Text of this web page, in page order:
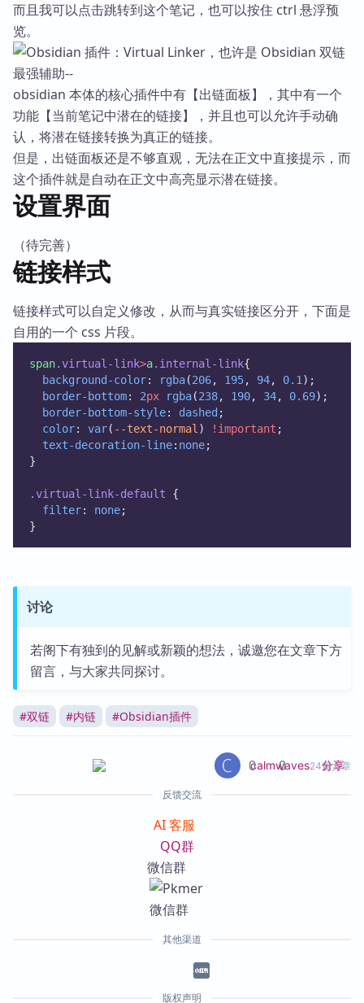
而且我可以点击跳转到这个笔记，也可以按住 ctrl 悬浮预
览。
obsidian 本体的核心插件中有【出链面板】，其中有一个
功能【当前笔记中潜在的链接】，并且也可以允许手动确
认，将潜在链接转换为真正的链接。
但是，出链面板还是不够直观，无法在正文中直接提示，而
这个插件就是自动在正文中高亮显示潜在链接。
设置界面
（待完善）
链接样式
链接样式可以自定义修改，从而与真实链接区分开，下面是
自用的一个 css 片段。
span.virtual-link>a.internal-link{
background-color: rgba(206, 195, 94, 0.1 );
border-bottom: 2px rgba(238, 190, 34, 0.69);
border-bottom-style: dashed ;
color: var( --text-normal ) !important ;
text-decoration-line: none;
}
.virtual-link-default {
filter: none;
}
讨论
若阁下有独到的见解或新颖的想法，诚邀您在文章下方
留言，与大家共同探讨。
#双链 #内链 #Obsidian插件
calmwaves24篇文章
0 0 分享
反馈交流
AI 客服
QQ群
微信群
其他渠道
版权声明